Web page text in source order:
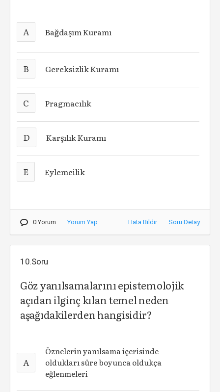
A Bağdaşım Kuramı
B Gereksizlik Kuramı
C Pragmacılık
D Karşılık Kuramı
E Eylemcilik
0 Yorum Yorum Yap Hata Bildir Soru Detay
10.Soru
Göz yanılsamalarını epistemolojik
açıdan ilginç kılan temel neden
aşağıdakilerden hangisidir?
A
Öznelerin yanılsama içerisinde
oldukları süre boyunca oldukça
eğlenmeleri